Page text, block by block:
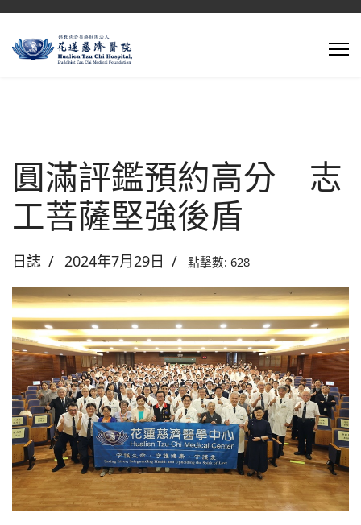
圓滿評鑑預約高分 志
工菩薩堅強後盾
日誌 2024年7月29日 點擊數: 628